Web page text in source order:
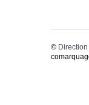
©